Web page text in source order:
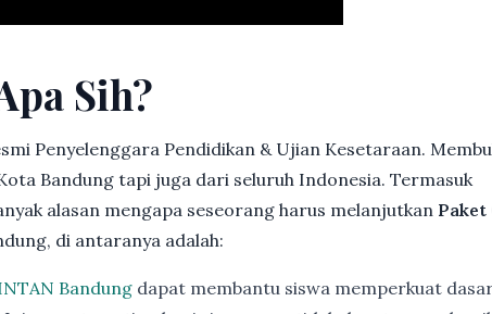
Sih?
Penyelenggara Pendidikan & Ujian Kesetaraan.
Bandung tapi juga dari seluruh Indonesia. Termasuk
alasan mengapa seseorang harus melanjutkan Paket
di antaranya adalah:
Bandung dapat membantu siswa memperkuat